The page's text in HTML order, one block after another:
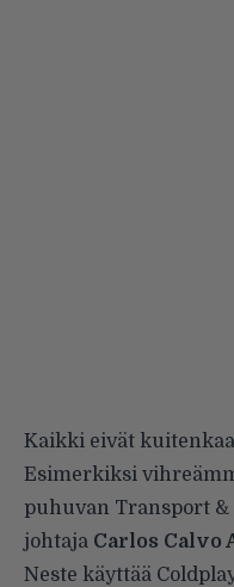
Kaikki eivät
Esimerkiksi
puhuvan Transport
johtaja Carlos Calvo
Neste käyttää